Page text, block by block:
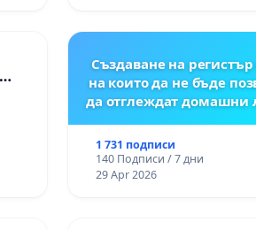
Момин проход
Създаване на
на които да не бъде
да отглеждат
1 731 подписи
140 Подписи / 7 дни
29 Apr 2026